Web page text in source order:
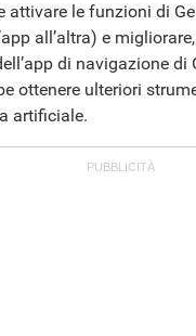
attivare le funzioni di
all’altra) e
di navigazione di
ottenere ulteriori
artificiale.